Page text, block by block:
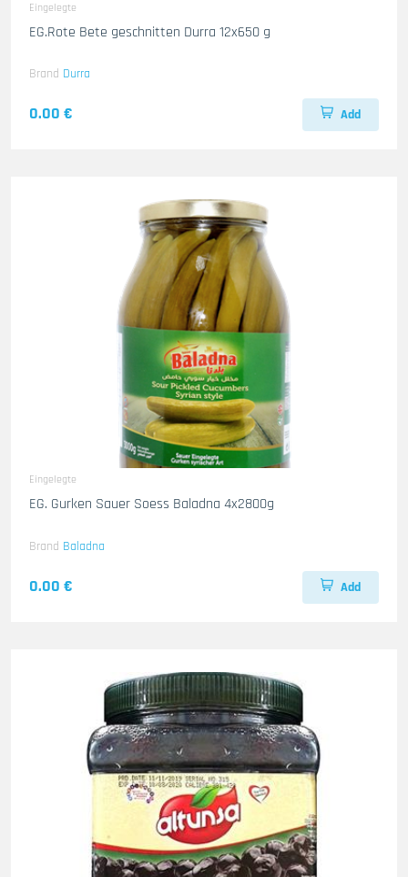
Eingelegte
EG.Rote Bete geschnitten Durra 12x650 g
Brand Durra
0.00 € Add
Eingelegte
EG. Gurken Sauer Soess Baladna 4x2800g
Brand Baladna
0.00 € Add